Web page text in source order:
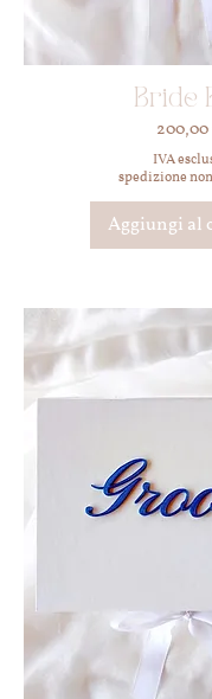
Bride
Prezzo
IVA
spedizione
Aggiungi al